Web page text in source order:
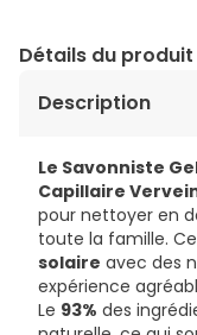
Détails du produit
Description
Le Savonniste
Capillaire
pour nettoyer en
toute la famille.
solaire avec des
expérience
Le 93% des